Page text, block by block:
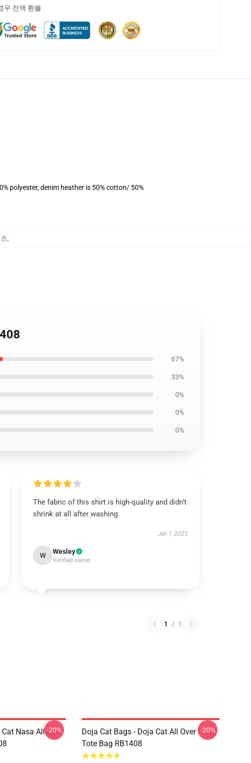
우 전액 환불
polyester, denim heather is 50% cotton/ 50%
,
67%
33%
0%
0%
0%
The fabric of this shirt is high-quality and didn’t
shrink at all after washing.
Jan 1, 2025
W Wesley
Verified owner
1 / 1
Nasa All Over
-20%
Doja Cat Bags - Doja Cat All Over Print
Tote Bag RB1408
-20%